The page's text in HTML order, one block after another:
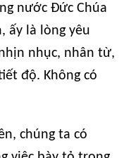
nước Đức Chúa
ấy là lòng yêu
nhục, nhân từ,
độ. Không có
chúng ta có